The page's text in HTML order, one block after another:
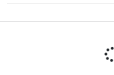
১০
মিশিগানে দক্ষিণ সুরমা